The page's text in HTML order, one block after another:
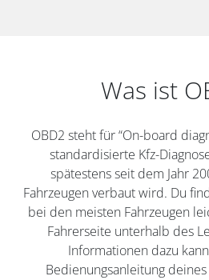
Was ist
OBD2 steht für “On-board
standardisierte Kfz-
spätestens seit dem Jahr
Fahrzeugen verbaut wird. Du
bei den meisten Fahrzeugen
Fahrerseite unterhalb des
Informationen dazu
Bedienungsanleitung